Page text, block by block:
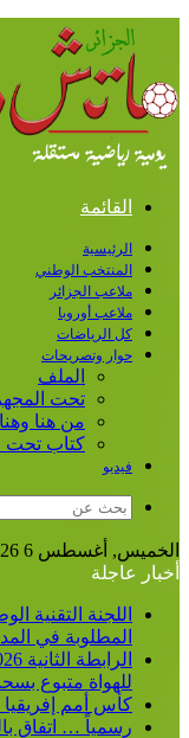
القائمة
الرئيسية
المنتخب الوطني
ملاعب الجزائر
ملاعب أوروبا
كل الرياضات
حوار وتصريحات
الملف
تحت المجهر
من هنا
كتاب تحت
فيديو
الخميس, أغسطس 6 2026
أخبار عاجلة
اللجنة التقنية
المطلوبة في
للهواة متبوع
كأس أمم إفريقيا 2026: سيدات الجزائر يبلغن مرحلة الرُبع
رسمياً … اتفاق